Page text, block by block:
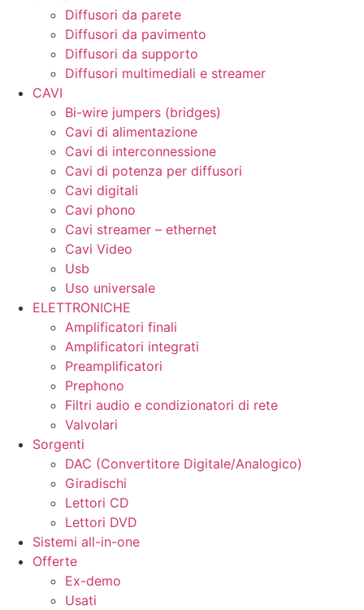
Diffusori da parete
Diffusori da pavimento
Diffusori da supporto
Diffusori multimediali e streamer
CAVI
Bi-wire jumpers (bridges)
Cavi di alimentazione
Cavi di interconnessione
Cavi di potenza per diffusori
Cavi digitali
Cavi phono
Cavi streamer – ethernet
Cavi Video
Usb
Uso universale
ELETTRONICHE
Amplificatori finali
Amplificatori integrati
Preamplificatori
Prephono
Filtri audio e condizionatori di rete
Valvolari
Sorgenti
DAC (Convertitore Digitale/Analogico)
Giradischi
Lettori CD
Lettori DVD
Sistemi all-in-one
Offerte
Ex-demo
Usati